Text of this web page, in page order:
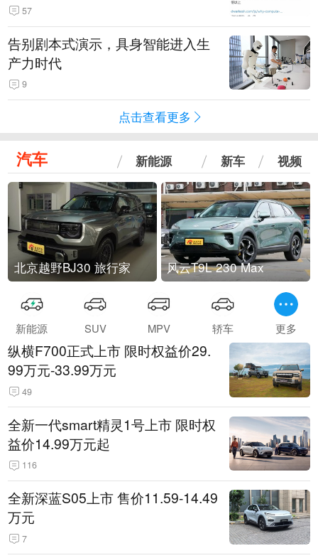
57
告别剧本式演示，具身智能进入生
产力时代
9
点击查看更多
汽车 新能源 新车 视频
北京越野BJ30 旅行家 风云T9L 230 Max
新能源 SUV MPV 轿车 更多
纵横F700正式上市 限时权益价29.
99万元-33.99万元
49
全新一代smart精灵1号上市 限时权
益价14.99万元起
116
全新深蓝S05上市 售价11.59-14.49
万元
7